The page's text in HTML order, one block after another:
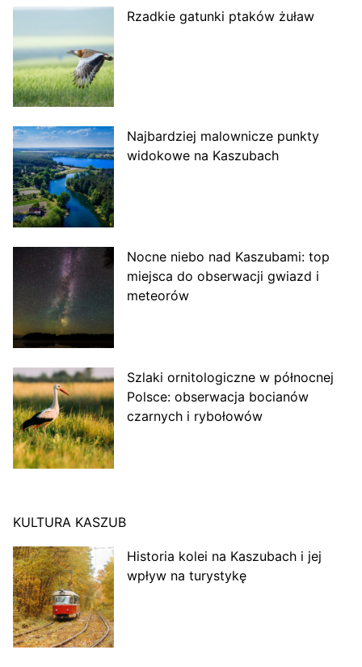
Rzadkie gatunki ptaków żuław
Najbardziej malownicze punkty
widokowe na Kaszubach
Nocne niebo nad Kaszubami: top
miejsca do obserwacji gwiazd i
meteorów
Szlaki ornitologiczne w północnej
Polsce: obserwacja bocianów
czarnych i rybołowów
KULTURA KASZUB
Historia kolei na Kaszubach i jej
wpływ na turystykę